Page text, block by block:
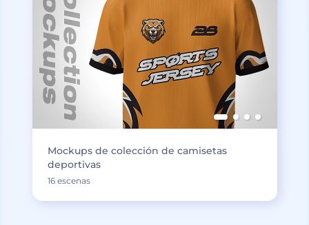
Mockups de colección de camisetas
deportivas
16 escenas